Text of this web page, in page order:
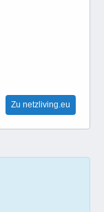
Zu netzliving.eu